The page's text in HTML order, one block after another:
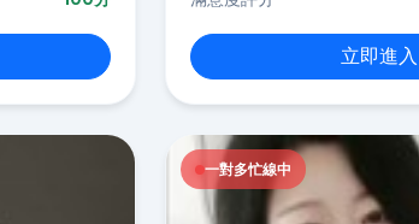
立即進入
一對多忙線中